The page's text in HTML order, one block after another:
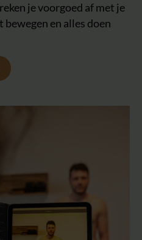
je voorgoed af met je
en alles doen